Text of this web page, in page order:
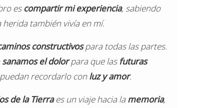
es compartir mi experiencia, sabiendo
herida también vivía en mí.
constructivospara todas las partes.
sanamos el dolorpara que las futuras
recordarlo conluz y amor.
de la Tierraes un viaje hacia lamemoria,